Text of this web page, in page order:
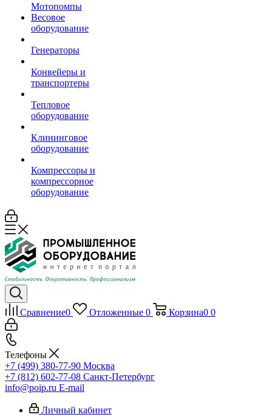
Мотопомпы
Весовое
оборудование
Генераторы
Конвейеры и
транспортеры
Тепловое
оборудование
Клининговое
оборудование
Компрессоры и
компрессорное
оборудование
Сравнение0 Отложенные 0 Корзина0 0
Телефоны
+7 (499) 380-77-90 Москва
+7 (812) 602-77-08 Санкт-Петербург
info@poip.ru E-mail
Личный кабинет